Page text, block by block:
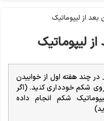
از لیپوماتیک
لیپوماتیک
در چند هفته اول از خوابیدن
شکم خودداری کنید. (اگر
شکم انجام داده